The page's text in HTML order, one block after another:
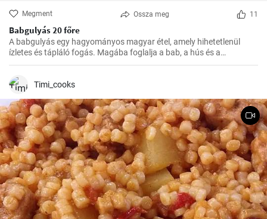
Megment Ossza meg 11
Babgulyás 20 főre
A babgulyás egy hagyományos magyar étel, amely hihetetlenül
ízletes és tápláló fogás. Magába foglalja a bab, a hús és a
zöldségek ízletes kombinációját. Egy tökéletes étel a hideg téli
egyszerűen főzni is lehet. Ennek a receptnek segítségével 20 főre
Timi_cooks